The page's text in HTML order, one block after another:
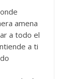
amena
a todo el
a ti